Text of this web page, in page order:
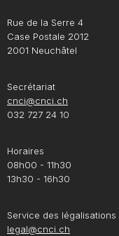
Rue de la Serre 4
Case Postale 2012
2001 Neuchâtel
Secrétariat
cnci@cnci.ch
032 727 24 10
Horaires
08h00 - 11h30
13h30 - 16h30
Service des légalisations
legal@cnci.ch